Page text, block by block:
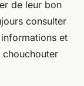
de leur bon
consulter
et